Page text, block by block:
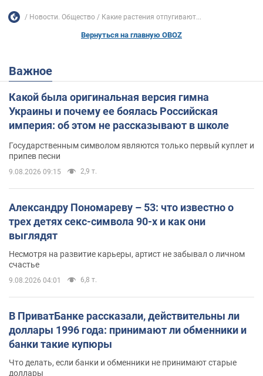
Новости. Общество Какие растения отпугивают...
Вернуться на главную OBOZ
Важное
Какой была оригинальная версия гимна
Украины и почему ее боялась Российская
империя: об этом не рассказывают в школе
Государственным символом являются только первый куплет и
припев песни
9.08.2026 09:15 2,9 т.
Александру Пономареву – 53: что известно о
трех детях секс-символа 90-х и как они
выглядят
Несмотря на развитие карьеры, артист не забывал о личном
счастье
9.08.2026 04:01 6,8 т.
В ПриватБанке рассказали, действительны ли
доллары 1996 года: принимают ли обменники и
банки такие купюры
Что делать, если банки и обменники не принимают старые
доллары